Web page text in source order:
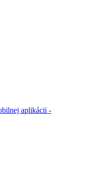
aplikácii -